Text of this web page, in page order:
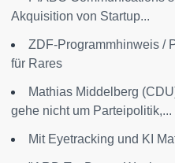
Akquisition von Startup...
ZDF-Programmhinweis /
für Rares
Mathias Middelberg
gehe nicht um Parteipolitik,...
Mit Eyetracking und KI